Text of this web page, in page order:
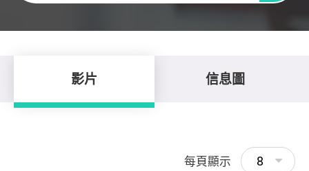
影片 信息圖
每頁顯示 8